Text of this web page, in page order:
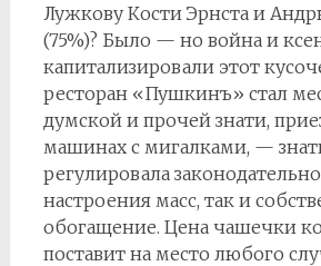
Лужкову Кости Эрнста и
(75%)? Было — но война и
капитализировали этот
ресторан «Пушкинъ» стал
думской и прочей знати,
машинах с мигалками, —
регулировала
настроения масс, так и
обогащение. Цена чашечки
поставит на место любого